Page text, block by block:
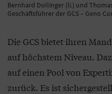
Bernhard Dollinger (li.) und
Geschäftsführer der GCS – Geno
Die GCS bietet ihren
auf höchstem Niveau.
auf einen Pool von
zurück. Es ist